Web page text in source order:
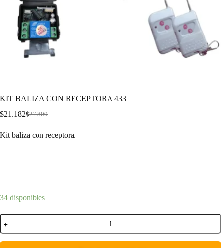
KIT BALIZA CON RECEPTORA 433
$27.800
$21.182
Kit baliza con receptora.
34 disponibles